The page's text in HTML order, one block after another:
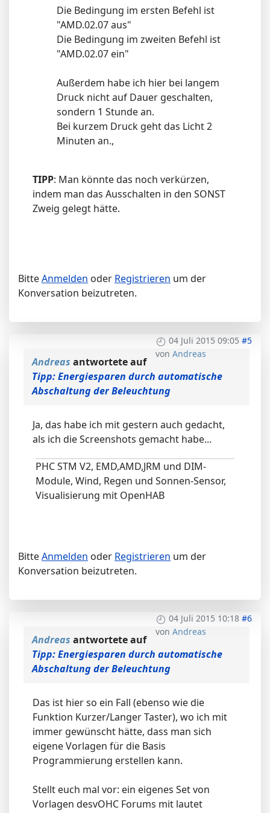
Die Bedingung im ersten Befehl ist
"AMD.02.07 aus"
Die Bedingung im zweiten Befehl ist
"AMD.02.07 ein"
Außerdem habe ich hier bei langem
Druck nicht auf Dauer geschalten,
sondern 1 Stunde an.
Bei kurzem Druck geht das Licht 2
Minuten an.,
TIPP: Man könnte das noch verkürzen,
indem man das Ausschalten in den SONST
Zweig gelegt hätte.
BitteAnmelden oder Registrieren um der
Konversation beizutreten.
04 Juli 2015 09:05 #5
von Andreas
Andreas antwortete auf
Tipp: Energiesparen durch automatische
Abschaltung der Beleuchtung
Ja, das habe ich mit gestern auch gedacht,
als ich die Screenshots gemacht habe...
PHC STM V2, EMD,AMD,JRM und DIM-
Module, Wind, Regen und Sonnen-Sensor,
Visualisierung mit OpenHAB
BitteAnmelden oder Registrieren um der
Konversation beizutreten.
04 Juli 2015 10:18 #6
von Andreas
Andreas antwortete auf
Tipp: Energiesparen durch automatische
Abschaltung der Beleuchtung
Das ist hier so ein Fall (ebenso wie die
Funktion Kurzer/Langer Taster), wo ich mit
immer gewünscht hätte, dass man sich
eigene Vorlagen für die Basis
Programmierung erstellen kann.
Stellt euch mal vor: ein eigenes Set von
Vorlagen desvOHC Forums mit lautet